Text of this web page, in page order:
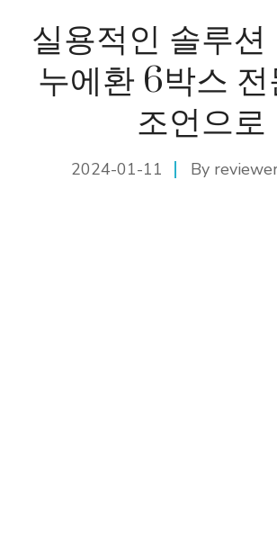
실용적인 솔루션
누에환 6박스 전
조언으로
2024-01-11 By